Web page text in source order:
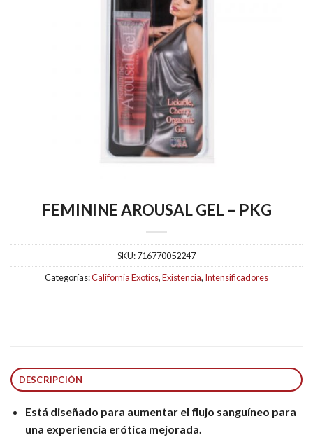
FEMININE AROUSAL GEL – PKG
SKU:716770052247
Categorías:California Exotics,Existencia, Intensificadores
DESCRIPCIÓN
Está diseñado para aumentar el flujo sanguíneo para
una experiencia erótica mejorada.